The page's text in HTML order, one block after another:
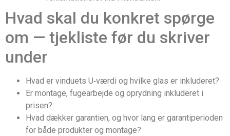
Hvad skal du konkret spørge
om — tjekliste før du skriver
under
Hvad er vinduets U‑værdi og hvilke glas er inkluderet?
Er montage, fugearbejde og oprydning inkluderet i
prisen?
Hvad dækker garantien, og hvor lang er garantiperioden
for både produkter og montage?